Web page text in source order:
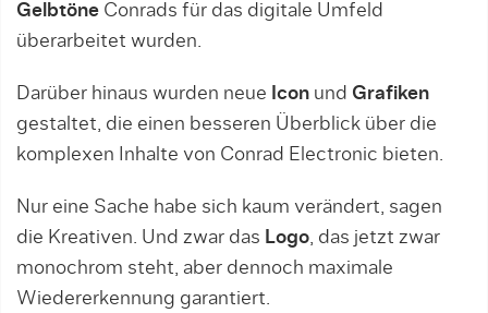
Gelbtöne Conrads für das digitale Umfeld
überarbeitet wurden.
Darüber hinaus wurden neue Icon und Grafiken
gestaltet, die einen besseren Überblick über die
komplexen Inhalte von Conrad Electronic bieten.
Nur eine Sache habe sich kaum verändert, sagen
die Kreativen. Und zwar das Logo, das jetzt zwar
monochrom steht, aber dennoch maximale
Wiedererkennung garantiert.